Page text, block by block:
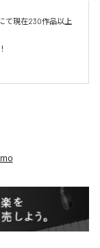
て現在230作品以上